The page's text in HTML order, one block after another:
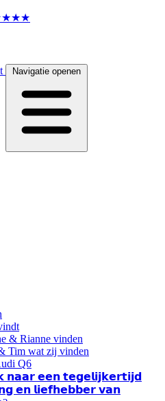
Navigatie openen
& Rianne vinden
Tim wat zij vinden
Q6
𝗻𝗮𝗮𝗿 𝗲𝗲𝗻 𝘁𝗲𝗴𝗲𝗹𝗶𝗷𝗸𝗲𝗿𝘁𝗶𝗷𝗱
𝗲𝗻 𝗹𝗶𝗲𝗳𝗵𝗲𝗯𝗯𝗲𝗿 𝘃𝗮𝗻